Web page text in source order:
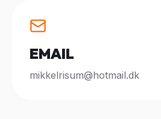
EMAIL
mikkelrisum@hotmail.dk